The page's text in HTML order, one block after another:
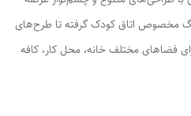
مخصوص اتاق کودک گرفته تا طرح‌های
فضاهای مختلف خانه، محل کار، کافه